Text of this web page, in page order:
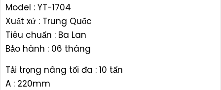
Model : YT-1704
Xuất xứ : Trung Quốc
Tiêu chuẩn : Ba Lan
Bảo hành : 06 tháng
Tải trọng nâng tối đa : 10 tấn
A : 220mm